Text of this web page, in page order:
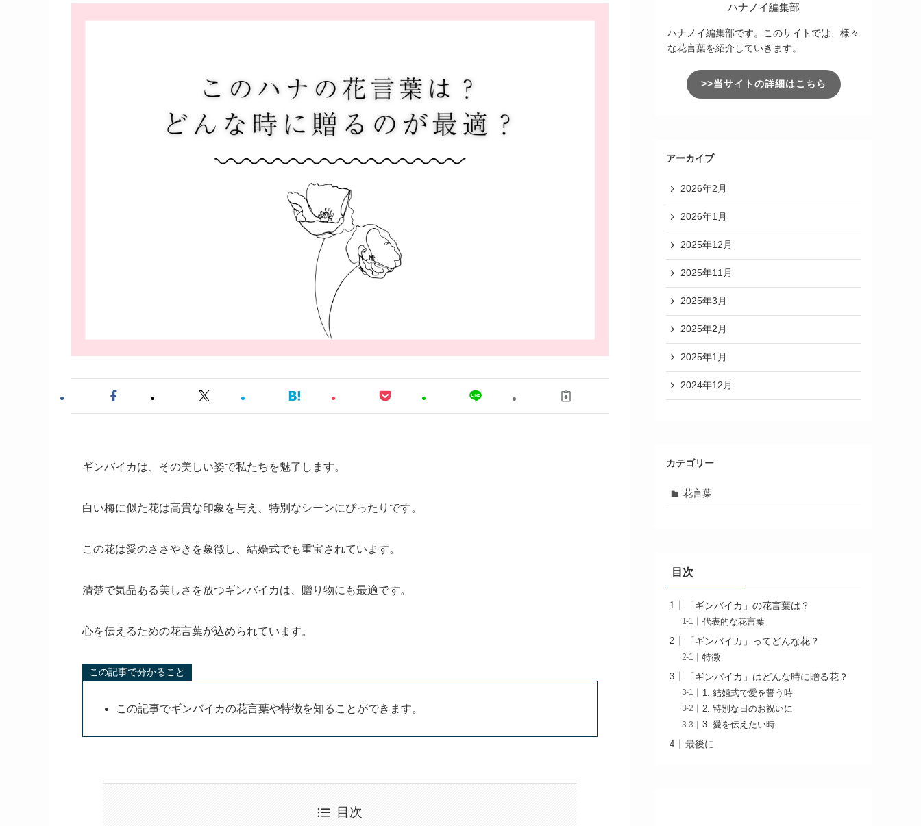
ギンバイカは、その美しい姿で私たちを魅了します。
白い梅に似た花は高貴な印象を与え、特別なシーンにぴったりです。
この花は愛のささやきを象徴し、結婚式でも重宝されています。
清楚で気品ある美しさを放つギンバイカは、贈り物にも最適です。
心を伝えるための花言葉が込められています。
この記事で分かること
この記事でギンバイカの花言葉や特徴を知ることができます。
目次
ハナノイ編集部
ハナノイ編集部です。このサイトでは、様々
な花言葉を紹介していきます。
>>当サイトの詳細はこちら
アーカイブ
2026年2月
2026年1月
2025年12月
2025年11月
2025年3月
2025年2月
2025年1月
2024年12月
カテゴリー
花言葉
目次
「ギンバイカ」の花言葉は？
代表的な花言葉
「ギンバイカ」ってどんな花？
特徴
「ギンバイカ」はどんな時に贈る花？
1. 結婚式で愛を誓う時
2. 特別な日のお祝いに
3. 愛を伝えたい時
最後に